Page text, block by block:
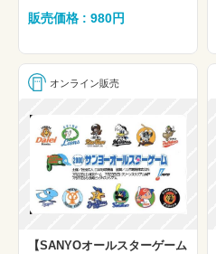
販売価格 : 980円
オンライン販売
【SANYOオールスターゲーム